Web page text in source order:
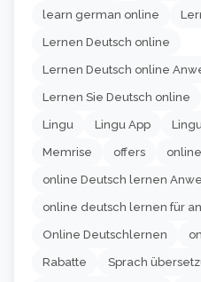
learn german online
Lernen Deutsch online
Lernen Deutsch online
Lernen Sie Deutsch online
Lingu Lingu App
Memrise offers
online Deutsch lernen
online deutsch lernen für
Online Deutschlernen
Rabatte Sprach